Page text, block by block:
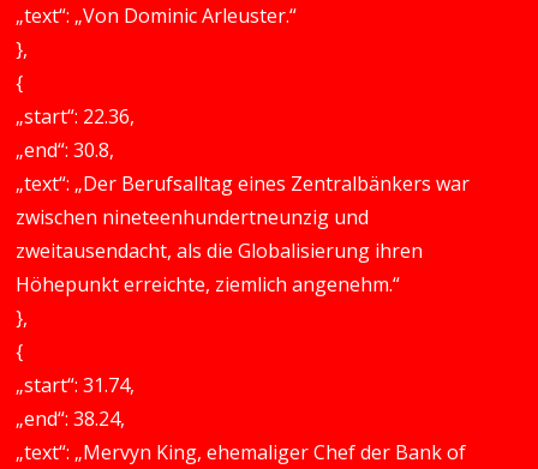
„text“: „Von Dominic Arleuster.“
},
{
„start“: 22.36,
„end“: 30.8,
„text“: „Der Berufsalltag eines Zentralbänkers war
zwischen nineteenhundertneunzig und
zweitausendacht, als die Globalisierung ihren
Höhepunkt erreichte, ziemlich angenehm.“
},
{
„start“: 31.74,
„end“: 38.24,
„text“: „Mervyn King, ehemaliger Chef der Bank of